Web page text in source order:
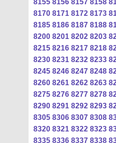
8170 8171 8172 8173
8185 8186 8187 8188
8200 8201 8202 8203
8215 8216 8217 8218
8230 8231 8232 8233
8245 8246 8247 8248
8260 8261 8262 8263
8275 8276 8277 8278
8290 8291 8292 8293
8305 8306 8307 8308
8320 8321 8322 8323
8335 8336 8337 8338